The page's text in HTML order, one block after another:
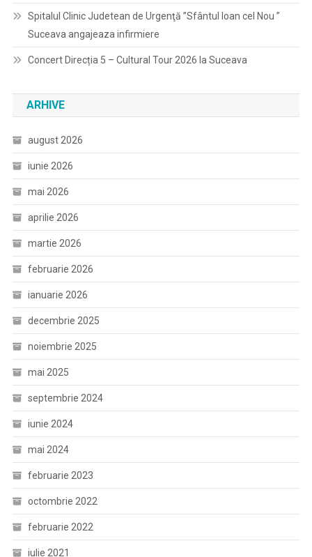
Spitalul Clinic Judetean de Urgenţă ”Sfântul Ioan cel Nou ”
Suceava angajeaza infirmiere
Concert Direcția 5 – Cultural Tour 2026 la Suceava
ARHIVE
august 2026
iunie 2026
mai 2026
aprilie 2026
martie 2026
februarie 2026
ianuarie 2026
decembrie 2025
noiembrie 2025
mai 2025
septembrie 2024
iunie 2024
mai 2024
februarie 2023
octombrie 2022
februarie 2022
iulie 2021